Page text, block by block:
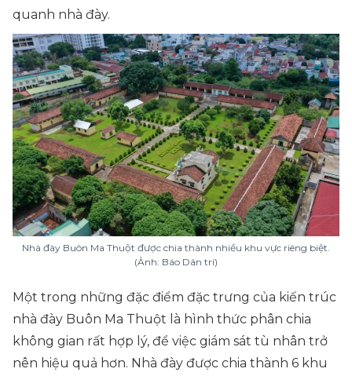
quanh nhà đày.
Nhà đày Buôn Ma Thuột được chia thành nhiều khu vực riêng biệt.
(Ảnh: Báo Dân trí)
Một trong những đặc điểm đặc trưng của kiến trúc
nhà đày Buôn Ma Thuột là hình thức phân chia
không gian rất hợp lý, để việc giám sát tù nhân trở
nên hiệu quả hơn. Nhà đày được chia thành 6 khu